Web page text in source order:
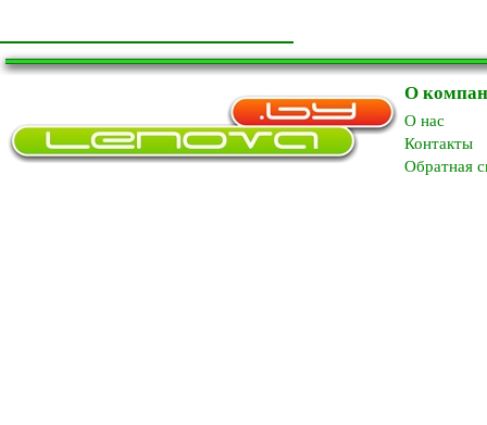
О
O нас
Контакты
Обратная